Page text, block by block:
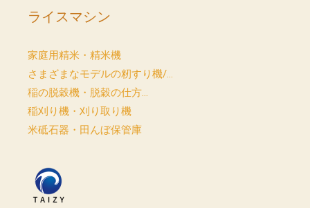
ライスマシン
家庭用精米・精米機
さまざまなモデルの籾すり機/...
稲の脱穀機・脱穀の仕方...
稲刈り機・刈り取り機
米砥石器・田んぼ保管庫